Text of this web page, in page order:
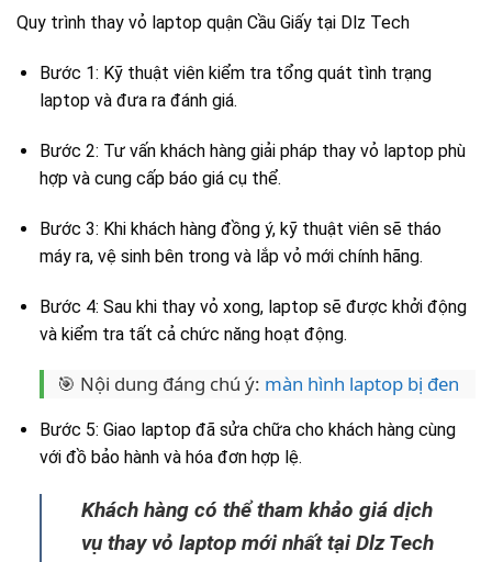
Quy trình thay vỏ laptop quận Cầu Giấy tại Dlz Tech
Bước 1: Kỹ thuật viên kiểm tra tổng quát tình trạng
laptop và đưa ra đánh giá.
Bước 2: Tư vấn khách hàng giải pháp thay vỏ laptop phù
hợp và cung cấp báo giá cụ thể.
Bước 3: Khi khách hàng đồng ý, kỹ thuật viên sẽ tháo
máy ra, vệ sinh bên trong và lắp vỏ mới chính hãng.
Bước 4: Sau khi thay vỏ xong, laptop sẽ được khởi động
và kiểm tra tất cả chức năng hoạt động.
🎯 Nội dung đáng chú ý: màn hình laptop bị đen
Bước 5: Giao laptop đã sửa chữa cho khách hàng cùng
với đồ bảo hành và hóa đơn hợp lệ.
Khách hàng có thể tham khảo giá dịch
vụ thay vỏ laptop mới nhất tại Dlz Tech